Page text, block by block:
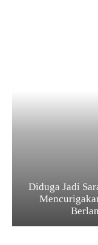
Diduga Jadi